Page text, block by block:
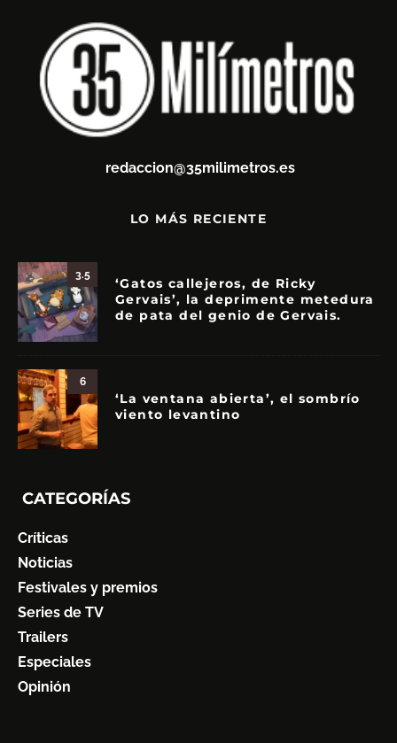
redaccion@35milimetros.es
LO MÁS RECIENTE
3.5
‘Gatos callejeros, de Ricky
Gervais’, la deprimente metedura
de pata del genio de Gervais.
6
‘La ventana abierta’, el sombrío
viento levantino
CATEGORÍAS
Críticas
Noticias
Festivales y premios
Series de TV
Trailers
Especiales
Opinión